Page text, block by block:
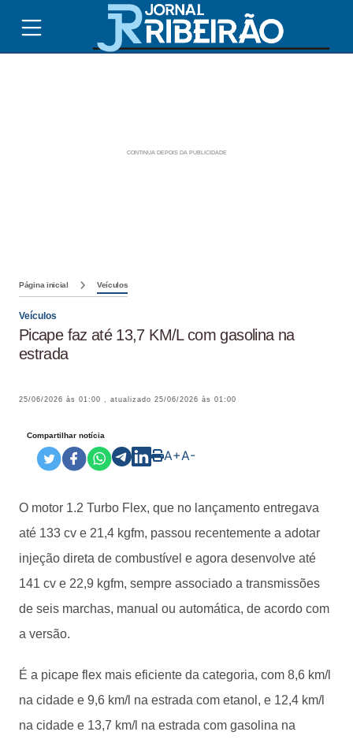
Página inicial Veículos
Veículos
Picape faz até 13,7 KM/L com gasolina na
estrada
25/06/2026 às 01:00 , atualizado 25/06/2026 às 01:00
Compartilhar notícia
A+A-
O motor 1.2 Turbo Flex, que no lançamento entregava
até 133 cv e 21,4 kgfm, passou recentemente a adotar
injeção direta de combustível e agora desenvolve até
141 cv e 22,9 kgfm, sempre associado a transmissões
de seis marchas, manual ou automática, de acordo com
a versão.
É a picape flex mais eficiente da categoria, com 8,6 km/l
na cidade e 9,6 km/l na estrada com etanol, e 12,4 km/l
na cidade e 13,7 km/l na estrada com gasolina na